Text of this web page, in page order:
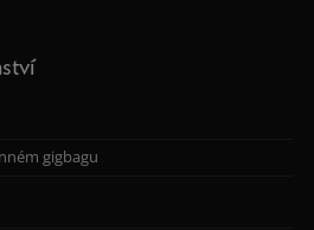
gigbagu